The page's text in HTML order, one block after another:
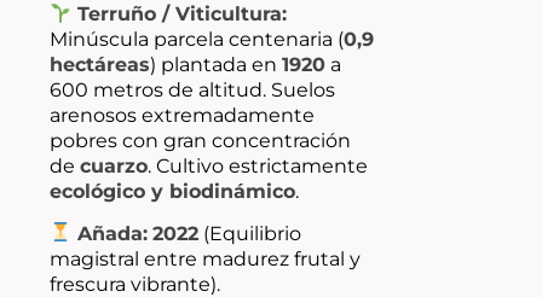
Terruño / Viticultura:
Minúscula parcela centenaria (0,9
hectáreas) plantada en 1920a
600 metros de altitud. Suelos
arenosos extremadamente
pobres con gran concentración
de cuarzo. Cultivo estrictamente
ecológico y biodinámico.
Añada: 2022(Equilibrio
magistral entre madurez frutal y
frescura vibrante).